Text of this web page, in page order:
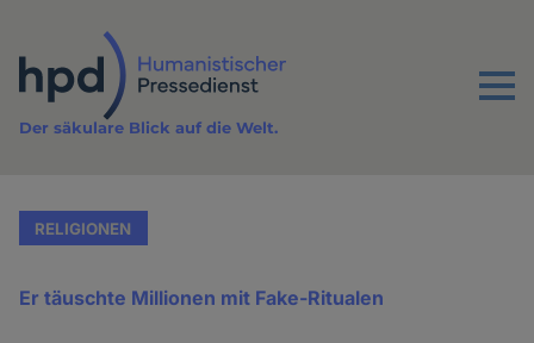
Inhalt
Menu
Der säkulare Blick auf die Welt.
RELIGIONEN
Er täuschte Millionen mit Fake-Ritualen